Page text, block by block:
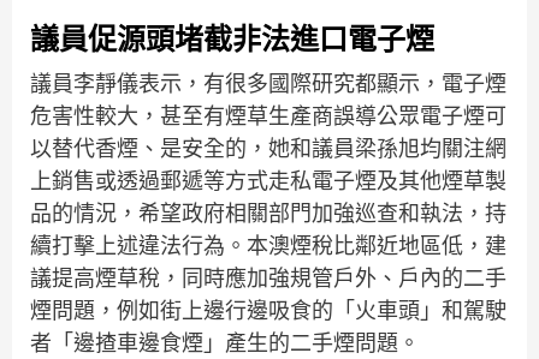
議員促源頭堵截非法進口電子煙
議員李靜儀表示，有很多國際研究都顯示，電子煙
危害性較大，甚至有煙草生產商誤導公眾電子煙可
以替代香煙、是安全的，她和議員梁孫旭均關注網
上銷售或透過郵遞等方式走私電子煙及其他煙草製
品的情況，希望政府相關部門加強巡查和執法，持
續打擊上述違法行為。本澳煙稅比鄰近地區低，建
議提高煙草稅，同時應加強規管戶外、戶內的二手
煙問題，例如街上邊行邊吸食的「火車頭」和駕駛
者「邊揸車邊食煙」產生的二手煙問題。